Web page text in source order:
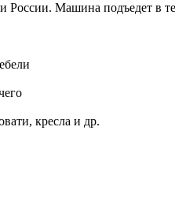
Машина подъедет в
кресла и др.